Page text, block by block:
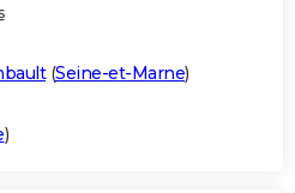
(Seine-et-Marne)
)